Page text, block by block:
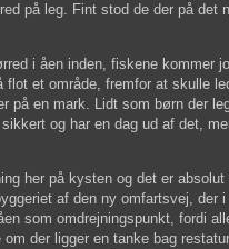
på leg. Fint stod de der på det
i åen inden, fiskene kommer
et område, fremfor at skulle
på en mark. Lidt som børn der
og har en dag ud af det,
her på kysten og det er
af den ny omfartsvej, der i
som omdrejningspunkt, fordi
der ligger en tanke bag